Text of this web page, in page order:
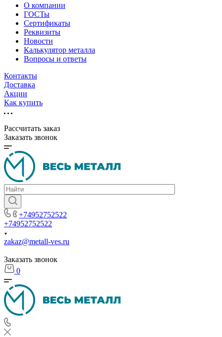
О компании
ГОСТы
Сертификаты
Реквизиты
Новости
Калькулятор металла
Вопросы и ответы
Контакты
Доставка
Акции
Как купить
Рассчитать заказ
Заказать звонок
+74952752522
+74952752522
zakaz@metall-ves.ru
Заказать звонок
0